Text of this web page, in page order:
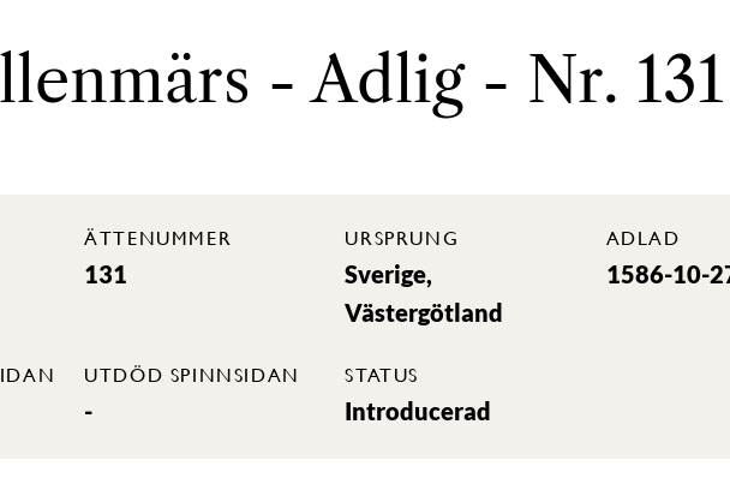
- Adlig - Nr. 131
ÄTTENUMMER
131
URSPRUNG
Sverige,
Västergötland
ADLAD
1586-10-
UTDÖD SPINNSIDAN
-
STATUS
Introducerad